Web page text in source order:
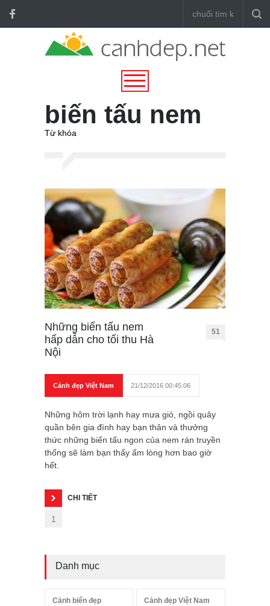
biến tấu nem
Từ khóa
Những biến tấu nem
hấp dẫn cho tối thu Hà
Nội
51
Cảnh đẹp Việt Nam 21/12/2016 00:45:06
Những hôm trời lạnh hay mưa gió, ngồi quây
quần bên gia đình hay bạn thân và thưởng
thức những biến tấu ngon của nem rán truyền
thống sẽ làm bạn thấy ấm lòng hơn bao giờ
hết.
CHI TIẾT
1
Danh mục
Cảnh biển đẹp Cảnh đẹp Việt Nam